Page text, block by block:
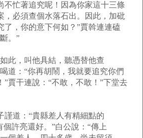
不忙著追究呢！因為你家這十三條
，必須查個水落石出。因此，加砒
了，你的意下何如？”賈斡連連磕
。”
，叫他具結，聽憑替他查
道：“你再胡鬧，我就要追究你們
”賈干連說：“不敢，不敢！”下堂去
道：“貴縣差人有精細點的
個許亮還好。”白公說：“傳上